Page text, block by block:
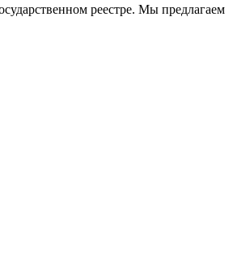
реестре. Мы предлагаем